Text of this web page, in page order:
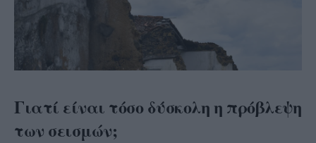
Γιατί είναι τόσο δύσκολη η πρόβλεψη
των σεισμών;